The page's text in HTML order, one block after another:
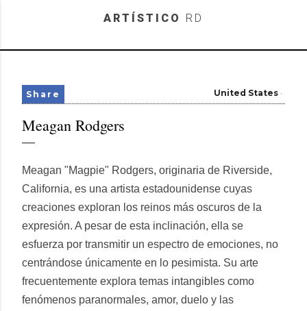
Skip to main content
ARTÍSTICO RD
United States
Share
Meagan Rodgers
Meagan "Magpie" Rodgers, originaria de Riverside,
California, es una artista estadounidense cuyas
creaciones exploran los reinos más oscuros de la
expresión. A pesar de esta inclinación, ella se
esfuerza por transmitir un espectro de emociones, no
centrándose únicamente en lo pesimista. Su arte
frecuentemente explora temas intangibles como
fenómenos paranormales, amor, duelo y las